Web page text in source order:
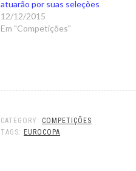
atuarão por suas seleções
12/12/2015
Em "Competições"
CATEGORY: COMPETIÇÕES
TAGS: EUROCOPA